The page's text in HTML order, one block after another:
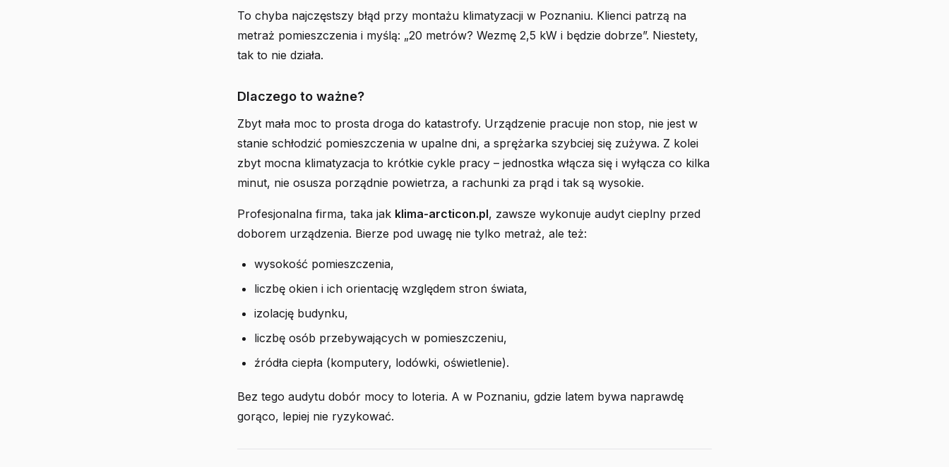
To chyba najczęstszy błąd przy montażu klimatyzacji w Poznaniu. Klienci patrzą na
metraż pomieszczenia i myślą: „20 metrów? Wezmę 2,5 kW i będzie dobrze”. Niestety,
tak to nie działa.
Dlaczego to ważne?
Zbyt mała moc to prosta droga do katastrofy. Urządzenie pracuje non stop, nie jest w
stanie schłodzić pomieszczenia w upalne dni, a sprężarka szybciej się zużywa. Z kolei
zbyt mocna klimatyzacja to krótkie cykle pracy – jednostka włącza się i wyłącza co kilka
minut, nie osusza porządnie powietrza, a rachunki za prąd i tak są wysokie.
Profesjonalna firma, taka jak klima-arcticon.pl, zawsze wykonuje audyt cieplny przed
doborem urządzenia. Bierze pod uwagę nie tylko metraż, ale też:
wysokość pomieszczenia,
liczbę okien i ich orientację względem stron świata,
izolację budynku,
liczbę osób przebywających w pomieszczeniu,
źródła ciepła (komputery, lodówki, oświetlenie).
Bez tego audytu dobór mocy to loteria. A w Poznaniu, gdzie latem bywa naprawdę
gorąco, lepiej nie ryzykować.